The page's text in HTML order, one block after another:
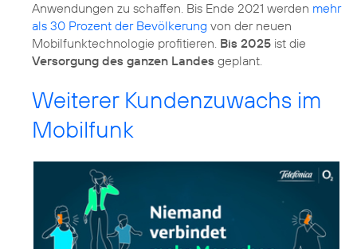
Anwendungen zu schaffen. Bis Ende 2021 werden mehr
als 30 Prozent der Bevölkerung von der neuen
Mobilfunktechnologie profitieren. Bis 2025 ist die
Versorgung des ganzen Landes geplant.
Weiterer Kundenzuwachs im
Mobilfunk